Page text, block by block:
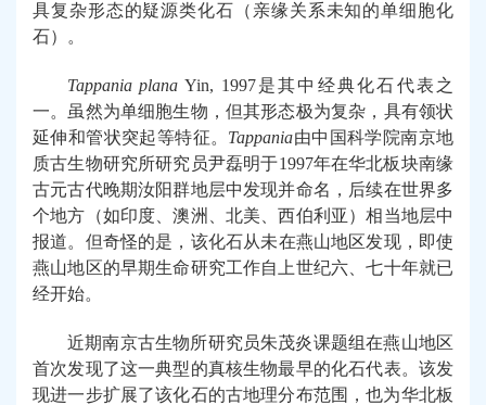
具复杂形态的疑源类化石（ 亲缘关系未知的单细胞化
石）
。
Tappania plana Yin, 1997是其中 经典化石代表之
一。 虽然为单细胞生物，但其形态极为复杂， 具有领状
延伸和管状突起等特征。 Tappania由中国科学院南京地
质古生物研究所研究员尹磊明于1997年在华北板块南缘
古元古代晚期汝阳群地层中发现并命名， 后续在世界多
个地方 （如印度 、澳洲、 北美 、西伯利亚 ）相当地层中
报道。 但奇怪的是 ， 该化石从未在燕山地区发现，即使
燕山地区的早期生命研究工作自上世纪六、七十年就已
经开始。
近期南京古生物所研究员朱茂炎课题组在燕山地区
首次发现了这一典型的真核生物最早的化石代表。 该发
现进一步扩展了该化石的古地理分布范围，也为华北板